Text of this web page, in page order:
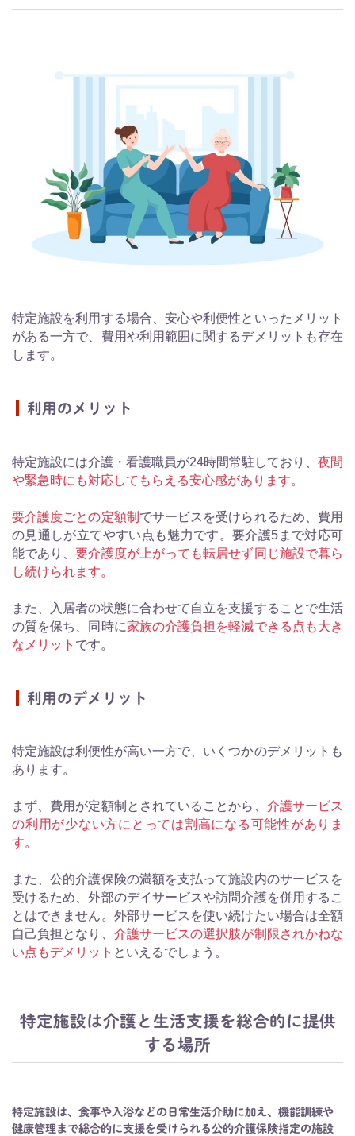
特定施設を利用する場合、安心や利便性といったメリット
がある一方で、費用や利用範囲に関するデメリットも存在
します。
利用のメリット
特定施設には介護・看護職員が24時間常駐しており、 夜間
や緊急時にも対応してもらえる安心感があります。
要介護度ごとの定額制 でサービスを受けられるため、費用
の見通しが立てやすい点も魅力です。要介護5まで対応可
能であり、要介護度が上がっても転居せず同じ施設で暮ら
し続けられます。
また、入居者の状態に合わせて自立を支援することで生活
の質を保ち、同時に家族の介護負担を軽減できる点も大き
なメリット です。
利用のデメリット
特定施設は利便性が高い一方で、いくつかのデメリットも
あります。
まず、費用が定額制とされていることから、 介護サービス
の利用が少ない方にとっては割高になる可能性がありま
す。
また、公的介護保険の満額を支払って施設内のサービスを
受けるため、外部のデイサービスや訪問介護を併用するこ
とはできません。外部サービスを使い続けたい場合は全額
自己負担となり、 介護サービスの選択肢が制限されかねな
い点もデメリット といえるでしょう。
特定施設は介護と生活支援を総合的に提供
する場所
特定施設は、食事や入浴などの日常生活介助に加え、機能訓練や
健康管理まで総合的に支援を受けられる公的介護保険指定の施設